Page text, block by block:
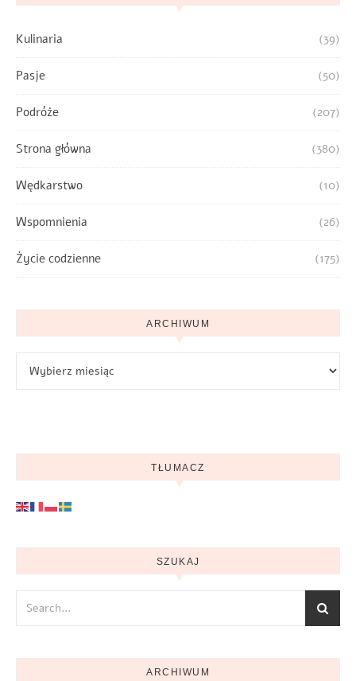
Kulinaria (39)
Pasje (50)
Podróże (207)
Strona główna (380)
Wędkarstwo (10)
Wspomnienia (26)
Życie codzienne (175)
ARCHIWUM
TŁUMACZ
SZUKAJ
ARCHIWUM